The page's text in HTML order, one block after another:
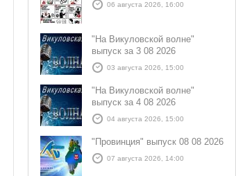
06 августа 2026, 16:00
"На Викуловской волне"
выпуск за 3 08 2026
03 августа 2026, 15:00
"На Викуловской волне"
выпуск за 4 08 2026
04 августа 2026, 15:00
"Провинция" выпуск 08 08 2026
07 августа 2026, 14:00